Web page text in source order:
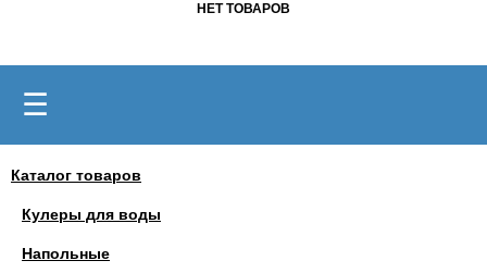
НЕТ ТОВАРОВ
☰
Каталог товаров
Кулеры для воды
Напольные